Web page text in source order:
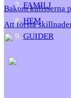
Bakom kulisserna
Att förstå
FAMILJ
HEM
GUIDER